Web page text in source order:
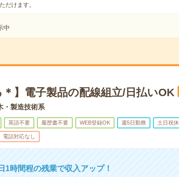
だけます。
中
＊】電子製品の配線組立/日払いOK
・製造技術系
英語不要 履歴書不要 WEB登録OK 週5日勤務 土日祝休
電話対応なし
1時間程の残業で収入アップ！